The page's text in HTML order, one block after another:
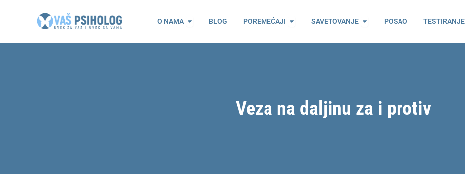
O NAMA Open O nama
BLOG POREMEĆAJI Open Poremećaji
SAVETOVANJE Open Savetovanje
POSAO TESTIRANJE
Veza na daljinu za i protiv